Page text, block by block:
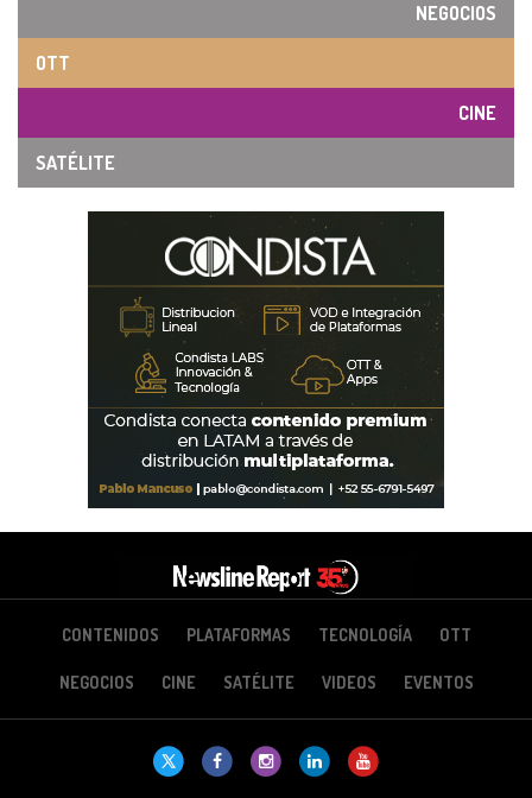
NEGOCIOS
OTT
CINE
SATÉLITE
CONTENIDOS PLATAFORMAS TECNOLOGÍA OTT
NEGOCIOS CINE SATÉLITE VIDEOS EVENTOS